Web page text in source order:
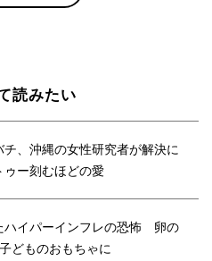
読みたい
、沖縄の女性研究者が解決に
ー刻むほどの愛
ハイパーインフレの恐怖 卵の
どものおもちゃに